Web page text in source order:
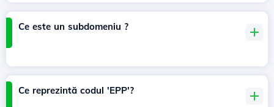
Ce este un subdomeniu ?
Ce reprezintă codul 'EPP'?